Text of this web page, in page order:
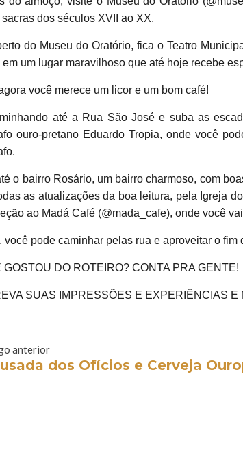
dos séculos XVII ao XX.
do Museu do Oratório, fica o Teatro
em um lugar maravilhoso que até hoje recebe
você merece um licor e um bom café!
até a Rua São José e suba as
ouro-pretano Eduardo Tropia, onde você
o bairro Rosário, um bairro charmoso, com
as atualizações da boa leitura, pela Igreja
ao Madá Café (@mada_cafe), onde você
você pode caminhar pelas rua e aproveitar o
GOSTOU DO ROTEIRO? CONTA PRA GENTE!
SUAS IMPRESSÕES E EXPERIÊNCIAS E
anterior
dos Ofícios e Cerveja